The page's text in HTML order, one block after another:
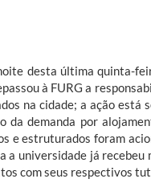
desta última quinta-
à FURG a
na cidade; a ação está
da demanda por
e estruturados foram
a universidade já recebeu
com seus respectivos